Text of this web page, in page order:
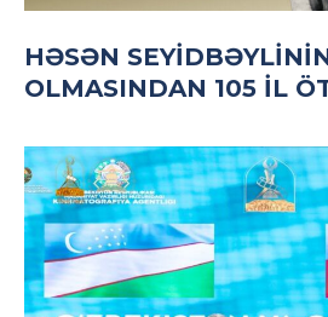
HƏSƏN
OLMASINDAN 105 IL